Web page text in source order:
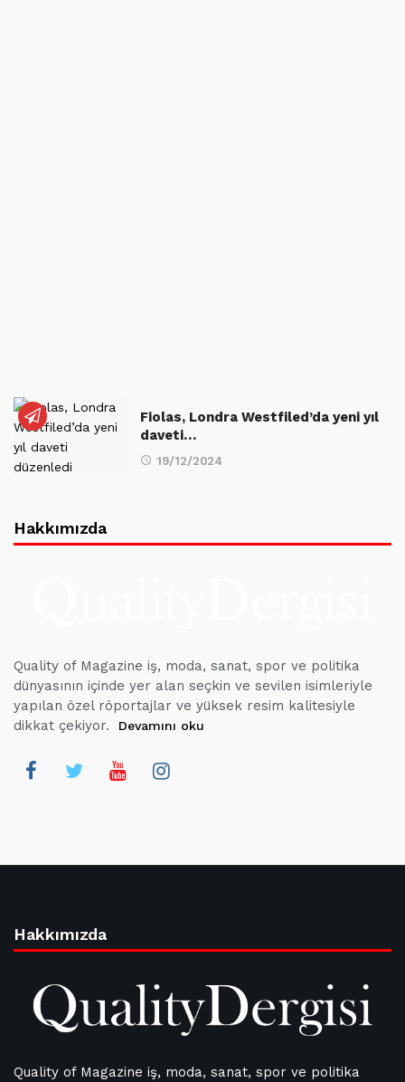
Fiolas, Londra Westfiled’da yeni yıl
daveti…
19/12/2024
Hakkımızda
Quality of Magazine iş, moda, sanat, spor ve politika
dünyasının içinde yer alan seçkin ve sevilen isimleriyle
yapılan özel röportajlar ve yüksek resim kalitesiyle
dikkat çekiyor.
Devamını oku
Hakkımızda
Quality of Magazine iş, moda, sanat, spor ve politika